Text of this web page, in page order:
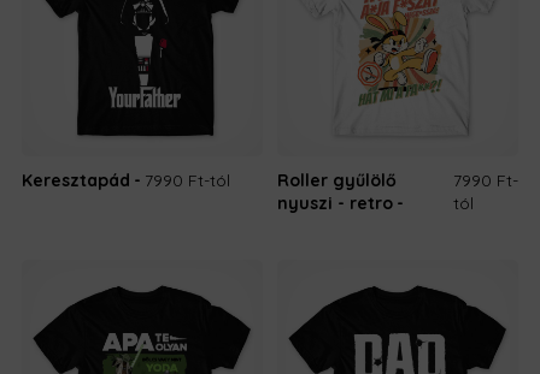
Keresztapád 7990 Ft-tól
Roller gyűlölő
nyuszi - retro
7990 Ft-
tól